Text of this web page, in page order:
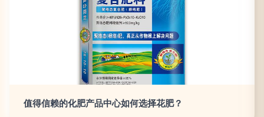
值得信赖的化肥产品中心如何选择花肥？